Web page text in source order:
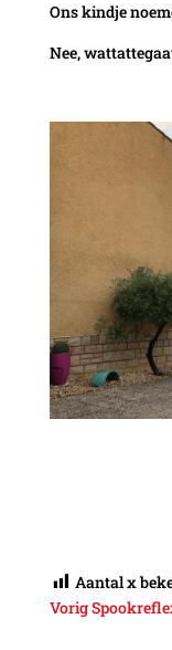
Ons kindje
Nee,
Aantal x
Vorig